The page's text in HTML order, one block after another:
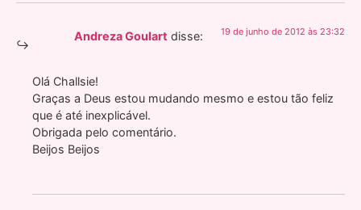
Andreza Goulart disse: 19 de junho de 2012 às 23:32
Olá Challsie!
Graças a Deus estou mudando mesmo e estou tão feliz
que é até inexplicável.
Obrigada pelo comentário.
Beijos Beijos